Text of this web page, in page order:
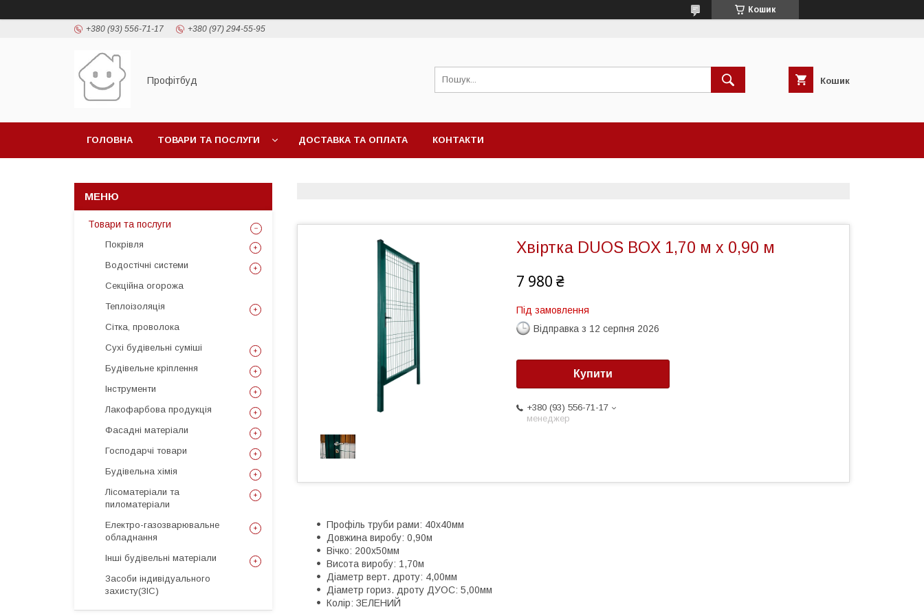
Кошик
+380 (93) 556-71-17 +380 (97) 294-55-95
Профітбуд Кошик
ГОЛОВНА ТОВАРИ ТА ПОСЛУГИ ДОСТАВКА ТА ОПЛАТА КОНТАКТИ
Хвіртка DUOS BOX 1,70 м х 0,90 м
7 980 ₴
Під замовлення
Відправка з 12 серпня 2026
Купити
+380 (93) 556-71-17
менеджер
Профіль труби рами: 40х40мм
Довжина виробу: 0,90м
Вічко: 200х50мм
Висота виробу: 1,70м
Діаметр верт. дроту: 4,00мм
Діаметр гориз. дроту ДУОС: 5,00мм
Колір: ЗЕЛЕНИЙ
Товари та послуги
Покрівля
Водостічні системи
Секційна огорожа
Теплоізоляція
Сітка, проволока
Сухі будівельні суміші
Будівельне кріплення
Інструменти
Лакофарбова продукція
Фасадні матеріали
Господарчі товари
Будівельна хімія
Лісоматеріали та
пиломатеріали
Електро-газозварювальне
обладнання
Інші будівельні матеріали
Засоби індивідуального
захисту(ЗІС)